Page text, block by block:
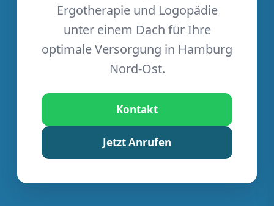
Ergotherapie und Logopädie
unter einem Dach für Ihre
optimale Versorgung in Hamburg
Nord-Ost.
Kontakt
Jetzt Anrufen